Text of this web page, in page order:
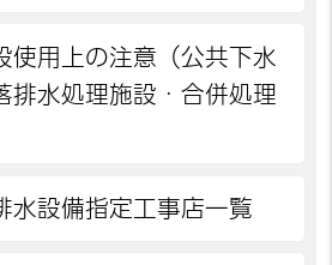
使用上の注意（公共下水
排水処理施設・合併処理
水設備指定工事店一覧